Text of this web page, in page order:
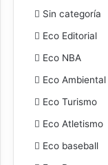
Sin categoría
Eco Editorial
Eco NBA
Eco Ambiental
Eco Turismo
Eco Atletismo
Eco baseball